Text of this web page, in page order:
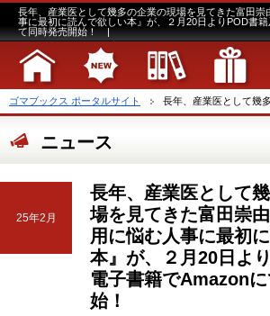
長年、産業医として幾多の企業の現場を見てきた富田崇
事に最初に読んで欲しい本』が、２月20日よりPOD書
て同時発売開始！ |
ゴマブックス ポータルサイト 長年、産業医として幾
ニュース
25年2月
長年、産業医として
場を見てきた富田崇
用に悩む人事に最初
本』が、２月20日よ
電子書籍でAmazon
始！